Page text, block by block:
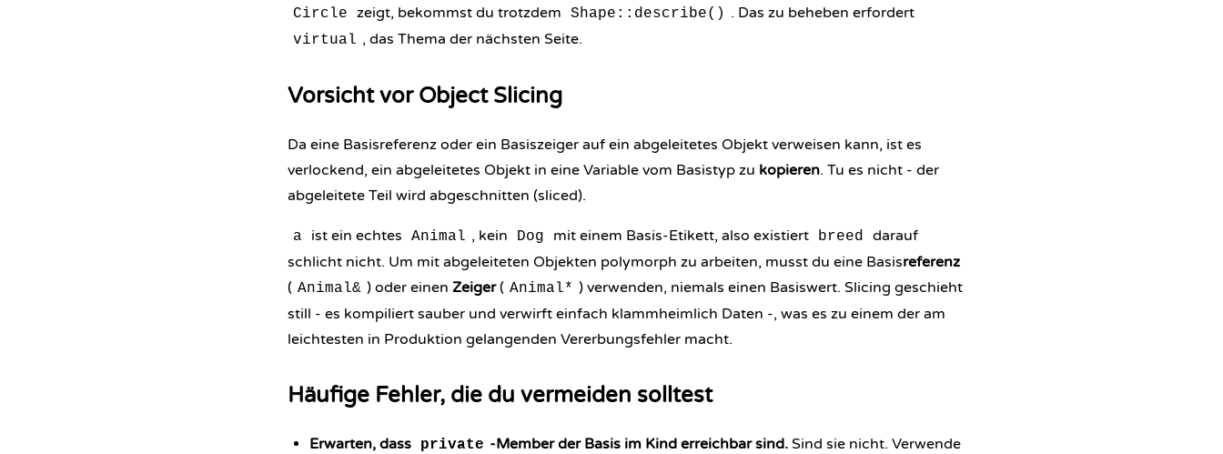
Circle zeigt, bekommst du trotzdem Shape::describe() . Das zu beheben erfordert
virtual , das Thema der nächsten Seite.
Vorsicht vor Object Slicing
Da eine Basisreferenz oder ein Basiszeiger auf ein abgeleitetes Objekt verweisen kann, ist es
verlockend, ein abgeleitetes Objekt in eine Variable vom Basistyp zu kopieren. Tu es nicht - der
abgeleitete Teil wird abgeschnitten (sliced).
a ist ein echtes Animal , kein Dog mit einem Basis-Etikett, also existiert breed
darauf
schlicht nicht. Um mit abgeleiteten Objekten polymorph zu arbeiten, musst du eine Basisreferenz
( Animal& ) oder einen Zeiger( Animal* ) verwenden, niemals einen Basiswert. Slicing geschieht
still - es kompiliert sauber und verwirft einfach klammheimlich Daten -, was es zu einem der am
leichtesten in Produktion gelangenden Vererbungsfehler macht.
Häufige Fehler, die du vermeiden solltest
Erwarten, dass private -Member der Basis im Kind erreichbar sind. Sind sie nicht. Verwende